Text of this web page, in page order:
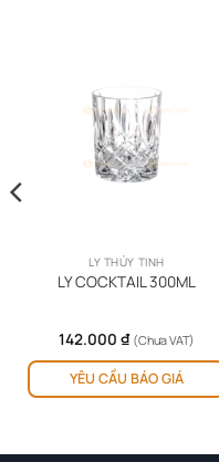
LY THỦY TINH
LY COCKTAIL 300ML
142.000 ₫ (Chưa VAT)
YÊU CẦU BÁO GIÁ